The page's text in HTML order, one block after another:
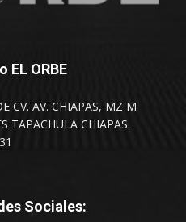
EL ORBE
CV. AV. CHIAPAS, MZ M
TAPACHULA CHIAPAS.
Sociales: